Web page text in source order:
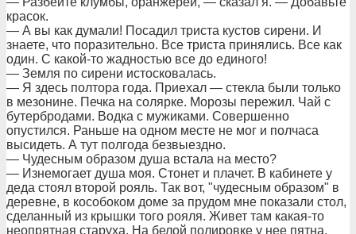
красок.
— А вы как думали! Посадил триста кустов сирени. И
знаете, что поразительно. Все триста принялись. Все как
один. С какой-то жадностью все до единого!
— Земля по сирени истосковалась.
— Я здесь полтора года. Приехал — стекла были только
в мезонине. Печка на солярке. Морозы пережил. Чай с
бутербродами. Водка с мужиками. Совершенно
опустился. Раньше на одном месте не мог и полчаса
высидеть. А тут полгода безвыездно.
— Чудесным образом душа встала на место?
— Изнемогает душа моя. Стонет и плачет. В кабинете у
деда стоял второй рояль. Так вот, "чудесным образом" в
деревне, в кособоком доме за прудом мне показали стол,
сделанный из крышки того рояля. Живет там какая-то
неопрятная старуха. На белой полировке у нее пятна,